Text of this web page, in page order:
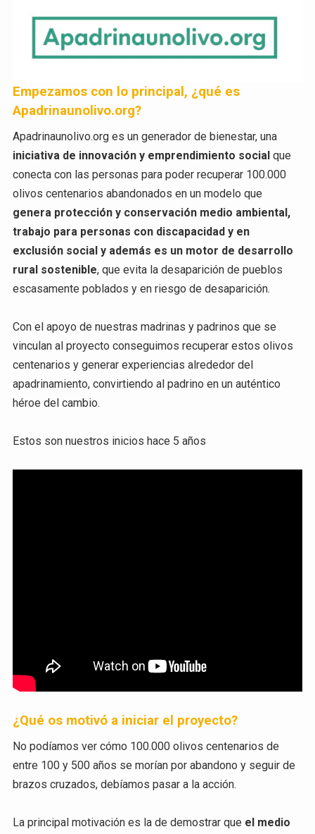
Empezamos con lo principal, ¿qué es
Apadrinaunolivo.org?
Apadrinaunolivo.org es un generador de bienestar, una
iniciativa de innovación y emprendimiento socialque
conecta con las personas para poder recuperar 100.000
olivos centenarios abandonados en un modelo que
genera protección y conservación medio ambiental,
trabajo para personas con discapacidad y en
exclusión social y además es un motor de desarrollo
rural sostenible, que evita la desaparición de pueblos
escasamente poblados y en riesgo de desaparición.
Con el apoyo de nuestras madrinas y padrinos que se
vinculan al proyecto conseguimos recuperar estos olivos
centenarios y generar experiencias alrededor del
apadrinamiento, convirtiendo al padrino en un auténtico
héroe del cambio.
Estos son nuestros inicios hace 5 años
¿Qué os motivó a iniciar el proyecto?
No podíamos ver cómo 100.000 olivos centenarios de
entre 100 y 500 años se morían por abandono y seguir de
brazos cruzados, debíamos pasar a la acción.
La principal motivación es la de demostrar que el medio